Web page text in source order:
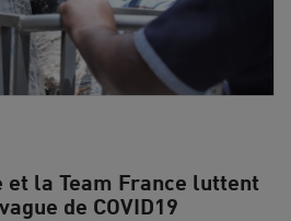
et la Team France luttent
de COVID19